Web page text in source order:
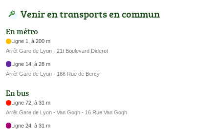
Venir en transports en commun
En métro
Ligne 1, à 200 m
Arrêt Gare de Lyon - 21t Boulevard Diderot
Ligne 14, à 28 m
Arrêt Gare de Lyon - 186 Rue de Bercy
En bus
Ligne 72, à 31 m
Arrêt Gare de Lyon - Van Gogh - 16 Rue Van Gogh
Ligne 24, à 31 m